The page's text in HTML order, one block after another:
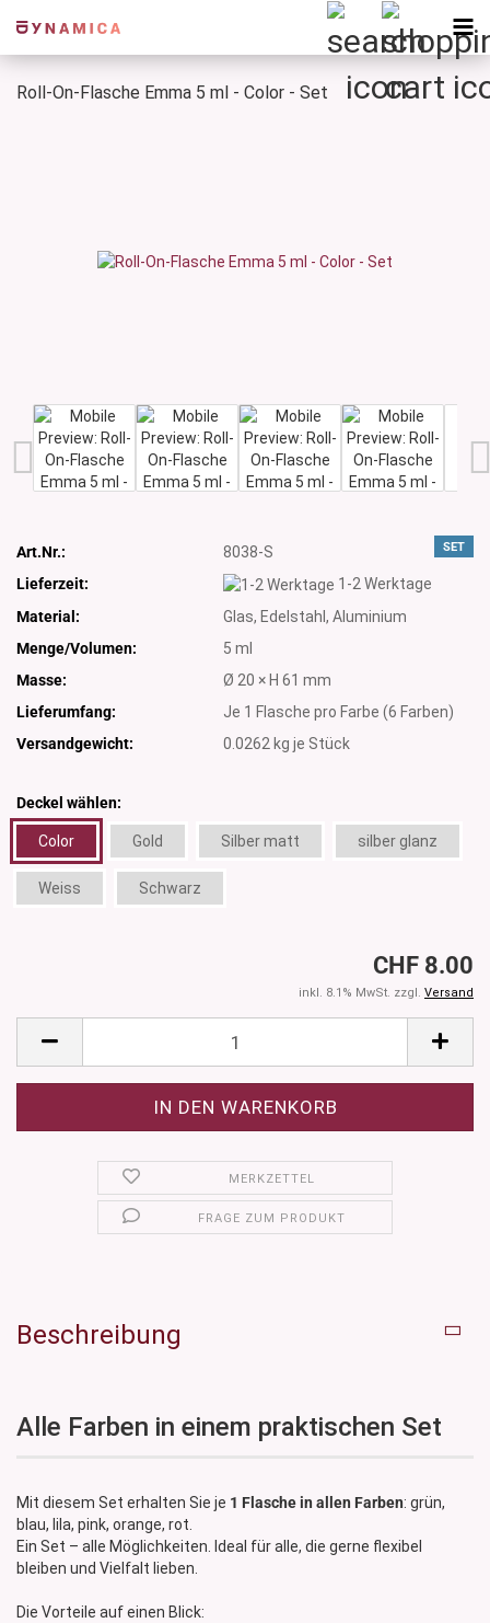
Roll-On-Flasche Emma 5 ml - Color - Set
SET
Art.Nr.:
8038-S
Lieferzeit:
1-2 Werktage
Material:
Glas, Edelstahl, Aluminium
Menge/Volumen:
5 ml
Masse:
Ø 20 × H 61 mm
Lieferumfang:
Je 1 Flasche pro Farbe (6 Farben)
Versandgewicht:
0.0262 kg je Stück
Deckel wählen:
Color Gold Silber matt silber glanz
Weiss Schwarz
CHF 8.00
inkl. 8.1% MwSt. zzgl. Versand
MERKZETTEL
FRAGE ZUM PRODUKT
Beschreibung
Alle Farben in einem praktischen Set
Mit diesem Set erhalten Sie je 1 Flasche in allen Farben: grün,
blau, lila, pink, orange, rot.
Ein Set – alle Möglichkeiten. Ideal für alle, die gerne flexibel
bleiben und Vielfalt lieben.
Die Vorteile auf einen Blick: